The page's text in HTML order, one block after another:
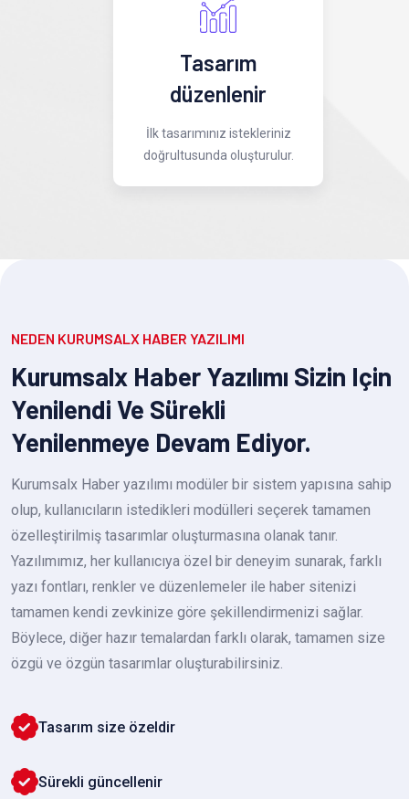
Tasarım
düzenlenir
İlk tasarımınız istekleriniz
doğrultusunda oluşturulur.
NEDEN KURUMSALX HABER YAZILIMI
Kurumsalx Haber Yazılımı Sizin Için
Yenilendi Ve Sürekli
Yenilenmeye Devam Ediyor.
Kurumsalx Haber yazılımı modüler bir sistem yapısına sahip
olup, kullanıcıların istedikleri modülleri seçerek tamamen
özelleştirilmiş tasarımlar oluşturmasına olanak tanır.
Yazılımımız, her kullanıcıya özel bir deneyim sunarak, farklı
yazı fontları, renkler ve düzenlemeler ile haber sitenizi
tamamen kendi zevkinize göre şekillendirmenizi sağlar.
Böylece, diğer hazır temalardan farklı olarak, tamamen size
özgü ve özgün tasarımlar oluşturabilirsiniz.
Tasarım size özeldir
Sürekli güncellenir